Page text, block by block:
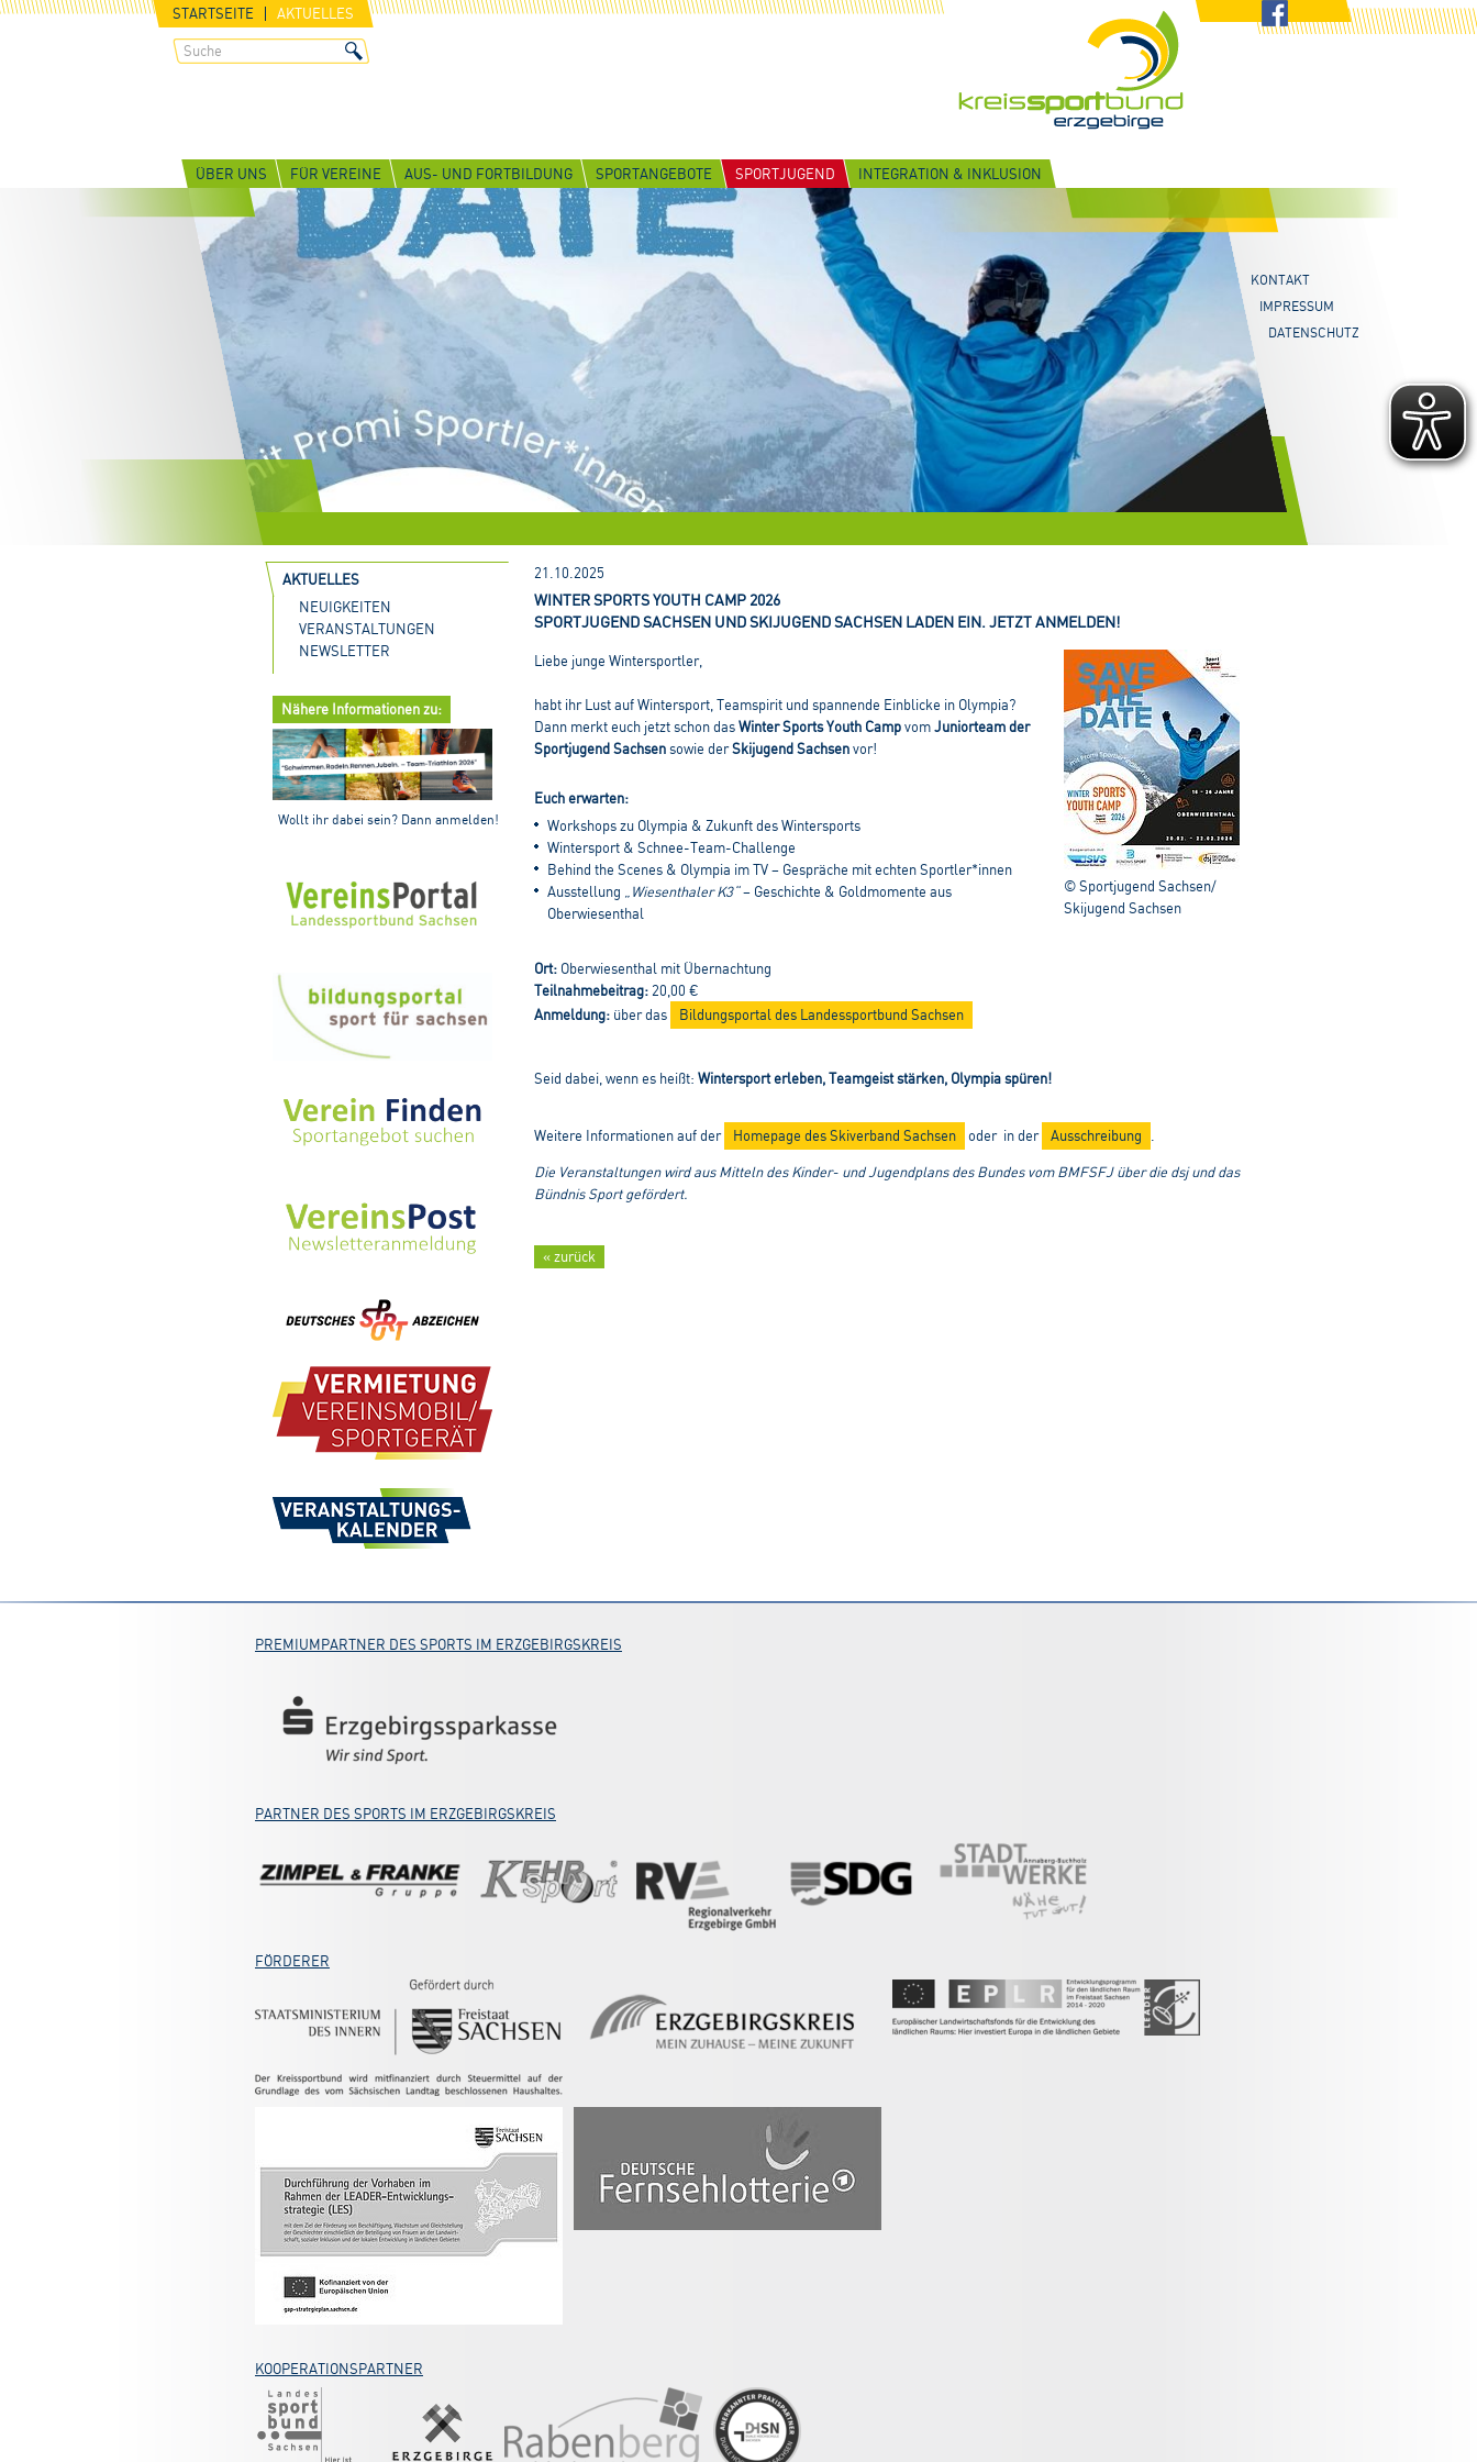
STARTSEITE AKTUELLES
KONTAKT
IMPRESSUM
DATENSCHUTZ
ÜBER UNS FÜR VEREINE AUS- UND FORTBILDUNG SPORTANGEBOTE SPORTJUGEND INTEGRATION & INKLUSION
AKTUELLES
NEUIGKEITEN
VERANSTALTUNGEN
NEWSLETTER
Nähere Informationen zu:
Wollt ihr dabei sein? Dann anmelden!
21.10.2025
WINTER SPORTS YOUTH CAMP 2026
SPORTJUGEND SACHSEN UND SKIJUGEND SACHSEN LADEN EIN. JETZT ANMELDEN!
© Sportjugend Sachsen/
Skijugend Sachsen
Liebe junge Wintersportler,
habt ihr Lust auf Wintersport, Teamspirit und spannende Einblicke in Olympia?
Dann merkt euch jetzt schon dasWinter Sports Youth CampvomJuniorteam der
Sportjugend Sachsensowie derSkijugend Sachsenvor!
Euch erwarten:
Workshops zu Olympia & Zukunft des Wintersports
Wintersport & Schnee-Team-Challenge
Behind the Scenes & Olympia im TV – Gespräche mit echten Sportler*innen
Ausstellung
„Wiesenthaler K3“– Geschichte & Goldmomente aus
Oberwiesenthal
Ort:Oberwiesenthal mit Übernachtung
Teilnahmebeitrag:20,00 €
Anmeldung:über das Bildungsportal des Landessportbund Sachsen
Seid dabei, wenn es heißt: Wintersport erleben, Teamgeist stärken, Olympia spüren!
Weitere Informationen auf der Homepage des Skiverband Sachsen oder in der Ausschreibung
Die Veranstaltungen wird aus Mitteln des Kinder- und Jugendplans des Bundes vom BMFSFJ über die dsj und das
Bündnis Sport gefördert.
« zurück
PREMIUMPARTNER DES SPORTS IM ERZGEBIRGSKREIS
PARTNER DES SPORTS IM ERZGEBIRGSKREIS
FÖRDERER
KOOPERATIONSPARTNER